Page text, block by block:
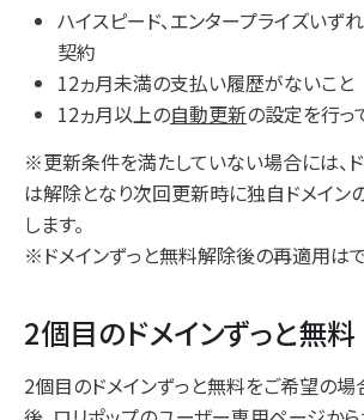
ハイスピード、エンタープライズいず
契約
12ヵ月未満の支払い履歴がないこと
12ヵ月以上の自動更新の設定を行っ
※更新条件を満たしていない場合には、
は解除となり次回更新時に独自ドメイ
します。
※ドメインずっと無料解除後の再適用はで
2個目のドメインずっと無料
2個目のドメインずっと無料をご希望の